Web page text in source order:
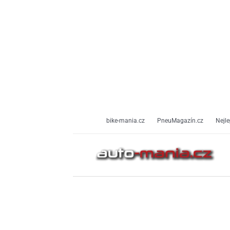
bike-mania.cz PneuMagazín.cz